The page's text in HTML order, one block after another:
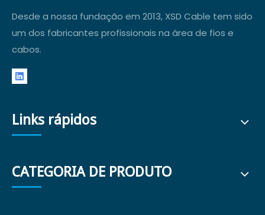
Desde a nossa fundação em 2013, XSD Cable tem sido
um dos fabricantes profissionais na área de fios e
cabos.
Links rápidos
CATEGORIA DE PRODUTO